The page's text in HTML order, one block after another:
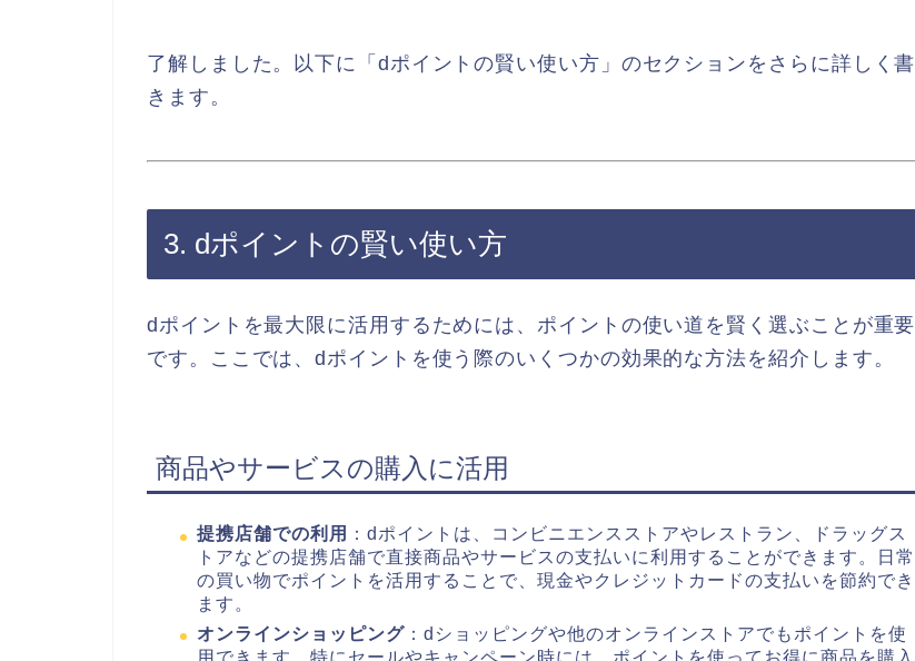
了解しました。以下に「dポイントの賢い使い方」のセクションをさらに詳しく書
きます。
3. dポイントの賢い使い方
dポイントを最大限に活用するためには、ポイントの使い道を賢く選ぶことが重要
です。ここでは、dポイントを使う際のいくつかの効果的な方法を紹介します。
商品やサービスの購入に活用
提携店舗での利用
：dポイントは、コンビニエンスストアやレストラン、ドラッグス
トアなどの提携店舗で直接商品やサービスの支払いに利用することができます。日常
の買い物でポイントを活用することで、現金やクレジットカードの支払いを節約でき
ます。
オンラインショッピング ：dショッピングや他のオンラインストアでもポイントを使
用できます。特にセールやキャンペーン時には、ポイントを使ってお得に商品を購入